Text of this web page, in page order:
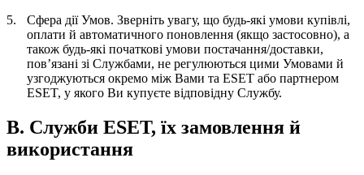
5.
Сфера дії Умов. Зверніть увагу, що будь-які умови купівлі,
оплати й автоматичного поновлення (якщо застосовно), а
також будь-які початкові умови постачання/доставки,
пов’язані зі Службами, не регулюються цими Умовами й
узгоджуються окремо між Вами та ESET або партнером
ESET, у якого Ви купуєте відповідну Службу.
B. Служби ESET, їх замовлення й
використання